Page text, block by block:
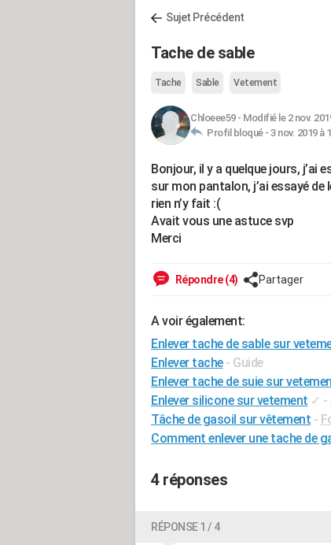
Sujet Précédent
Tache de sable
Tache Sable Vetement
Chloeee59- Modifié le 2 nov.
Profil bloqué - 3 nov. 2019 à
Bonjour, il y a quelque jours, j’ai
sur mon pantalon, j’ai essayé
rien n’y fait :(
Avait vous une astuce svp
Merci
Répondre (4) Partager
A voir également:
Enlever tache de sable sur
Enlever tache - Guide
Enlever tache de suie sur
Enlever silicone sur vetement ✓ -
Tâche de gasoil sur vêtement -
Comment enlever une tache de
4 réponses
RÉPONSE 1 / 4